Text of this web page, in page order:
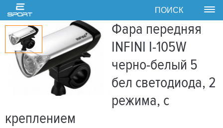
ПОИСК
Фара передняя
INFINI I-105W
черно-белый 5
бел светодиода, 2
режима, с
креплением